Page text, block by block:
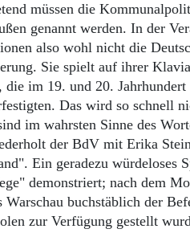
müssen die
genannt werden. In der
also wohl nicht die
Sie spielt auf ihrer
die im 19. und 20.
Das wird so schnell
im wahrsten Sinne des
der BdV mit Erika
Ein geradezu würdeloses
demonstriert; nach dem
Warschau buchstäblich der
zur Verfügung gestellt